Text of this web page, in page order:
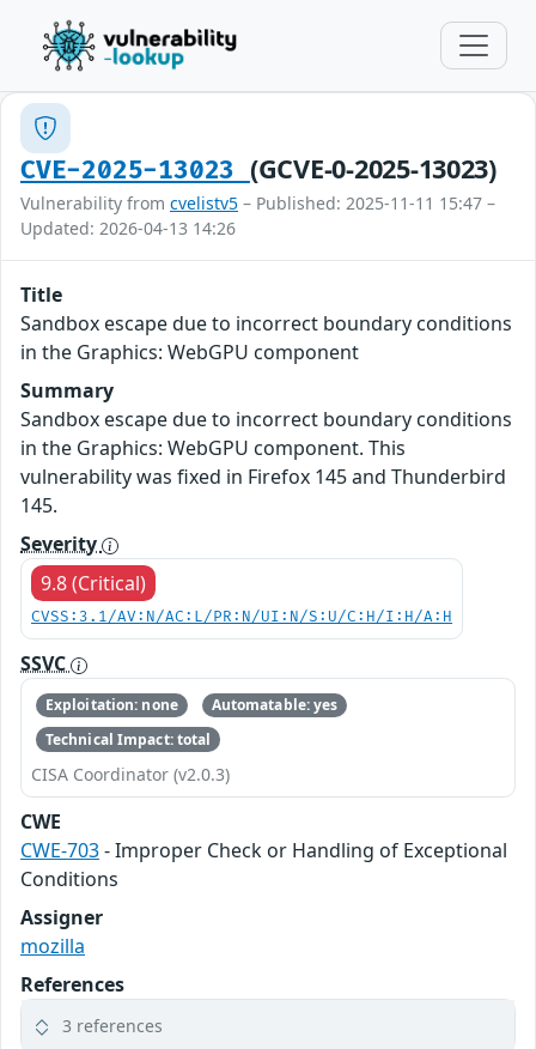
CVE-2025-13023 (GCVE-0-2025-13023)
Vulnerability from cvelistv5 – Published: 2025-11-11 15:47 –
Updated: 2026-04-13 14:26
Title
Sandbox escape due to incorrect boundary conditions
in the Graphics: WebGPU component
Summary
Sandbox escape due to incorrect boundary conditions
in the Graphics: WebGPU component. This
vulnerability was fixed in Firefox 145 and Thunderbird
145.
Severity
9.8 (Critical)
CVSS:3.1/AV:N/AC:L/PR:N/UI:N/S:U/C:H/I:H/A:H
SSVC
Exploitation: none
Automatable: yes
Technical Impact: total
CISA Coordinator (v2.0.3)
CWE
CWE-703- Improper Check or Handling of Exceptional
Conditions
Assigner
mozilla
References
3 references